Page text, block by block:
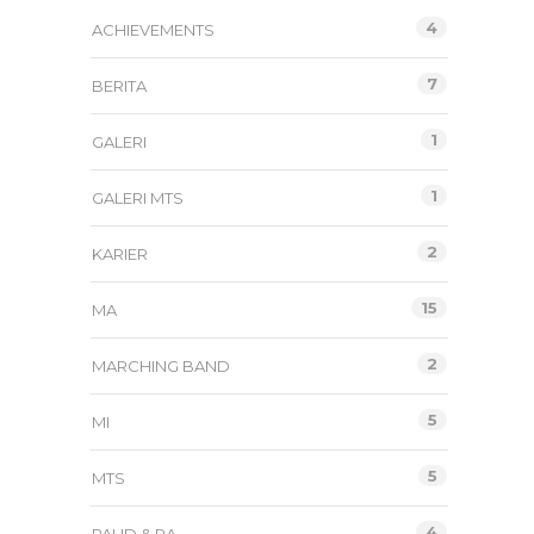
ACHIEVEMENTS 4
BERITA 7
GALERI 1
GALERI MTS 1
KARIER 2
MA 15
MARCHING BAND 2
MI 5
MTS 5